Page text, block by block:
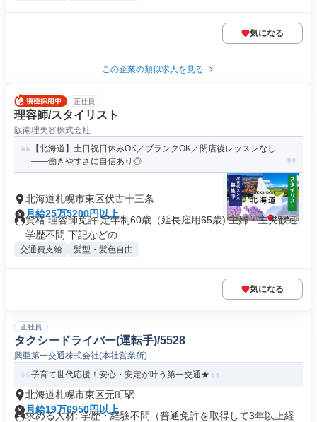
気になる
この企業の類似求人を見る
正社員
理容師/スタイリスト
阪南理美容株式会社
【北海道】土日祝日休みOK／ブランクOK／閉店後レッスンなし
——働きやすさに自信あり◎
北海道札幌市東区伏古十三条
月給25万5200円以上
資格 理容師免許 定年制60歳（延長雇用65歳) 主婦・主夫歓迎
学歴不問 下記などの...
交通費支給 髪型・髪色自由
気になる
正社員
タクシードライバー(運転手)/5528
興亜第一交通株式会社(本社営業所)
子育て世代応援！安心・安定が叶う第一交通★
北海道札幌市東区元町駅
月給19万6950円以上
求める人材: 学歴・経験不問（普通免許を取得して3年以上経